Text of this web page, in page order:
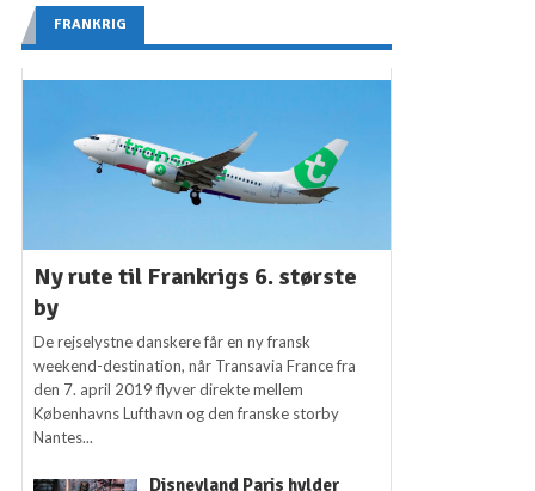
FRANKRIG
Ny rute til Frankrigs 6. største
by
De rejselystne danskere får en ny fransk
weekend-destination, når Transavia France fra
den 7. april 2019 flyver direkte mellem
Københavns Lufthavn og den franske storby
Nantes...
Disneyland Paris hylder